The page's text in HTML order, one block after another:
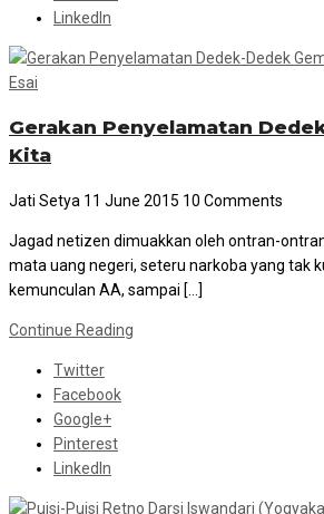
LinkedIn
Esai
Gerakan Penyelamatan
Kita
Jati Setya 11 June 2015 10 Comments
Jagad netizen dimuakkan oleh ontran-
mata uang negeri, seteru narkoba yang tak
kemunculan AA, sampai […]
Continue Reading
Twitter
Facebook
Google+
Pinterest
LinkedIn